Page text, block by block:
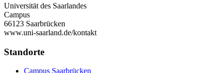
Universität des Saarlandes
Campus
66123 Saarbrücken
www.uni-saarland.de/kontakt
Standorte
Campus Saarbrücken